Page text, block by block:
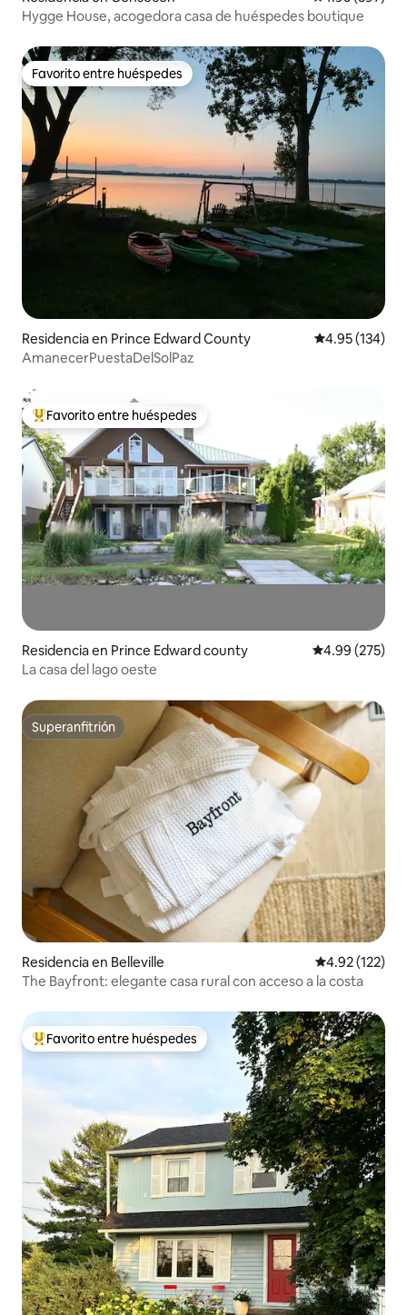
Hygge House, acogedora casa de huéspedes boutique
Favorito entre huéspedes
Favorito entre huéspedes
Residencia en Prince Edward County Calificación
4.95 (134)
AmanecerPuestaDelSolPaz
De los mejores en Favorito entre huéspedes
Favorito entre huéspedes
Residencia en Prince Edward county Calificación
4.99 (275)
La casa del lago oeste
Superanfitrión
Superanfitrión
Residencia en Belleville Calificación
4.92 (122)
The Bayfront: elegante casa rural con acceso a la costa
De los mejores en Favorito entre huéspedes
Favorito entre huéspedes